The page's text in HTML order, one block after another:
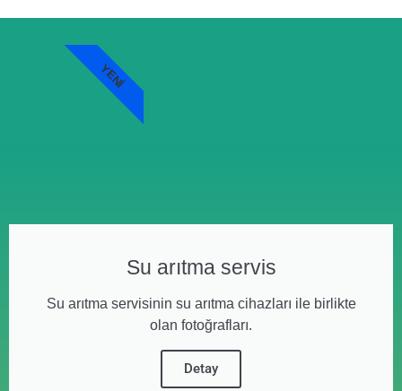
Su arıtma servis
Su arıtma servisinin su arıtma cihazları ile birlikte
olan fotoğrafları.
Detay
YENI